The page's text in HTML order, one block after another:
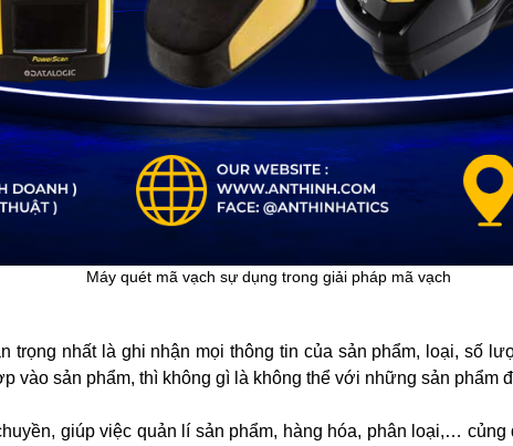
Máy quét mã vạch sự dụng trong giải pháp mã vạch
trọng nhất là ghi nhận mọi thông tin của sản phẩm, loại, số
vào sản phẩm, thì không gì là không thể với những sản phẩm
giúp việc quản lí sản phẩm, hàng hóa, phân loại,…